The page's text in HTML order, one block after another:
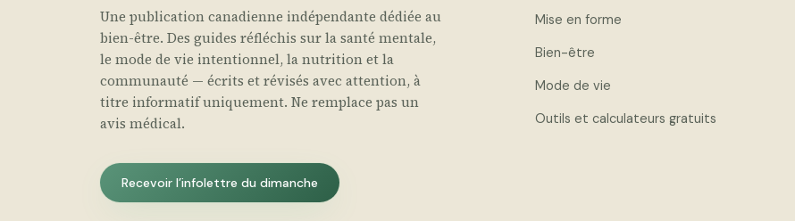
Une publication canadienne indépendante dédiée au
bien-être. Des guides réfléchis sur la santé mentale,
le mode de vie intentionnel, la nutrition et la
communauté — écrits et révisés avec attention, à
titre informatif uniquement. Ne remplace pas un
avis médical.
Recevoir l’infolettre du dimanche
Mise en forme
Bien-être
Mode de vie
Outils et calculateurs gratuits